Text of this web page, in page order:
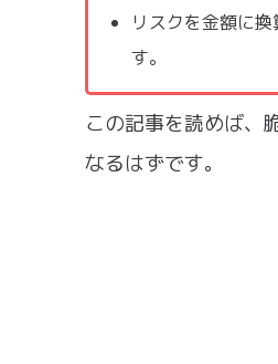
リスクを金額に
す。
この記事を読めば、
なるはずです。